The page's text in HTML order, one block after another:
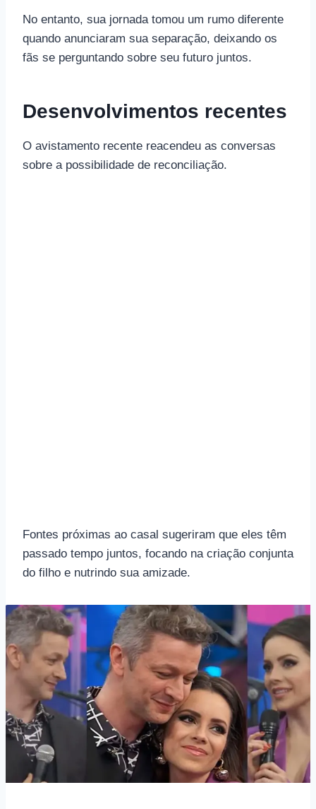
No entanto, sua jornada tomou um rumo diferente
quando anunciaram sua separação, deixando os
fãs se perguntando sobre seu futuro juntos.
Desenvolvimentos recentes
O avistamento recente reacendeu as conversas
sobre a possibilidade de reconciliação.
Fontes próximas ao casal sugeriram que eles têm
passado tempo juntos, focando na criação conjunta
do filho e nutrindo sua amizade.